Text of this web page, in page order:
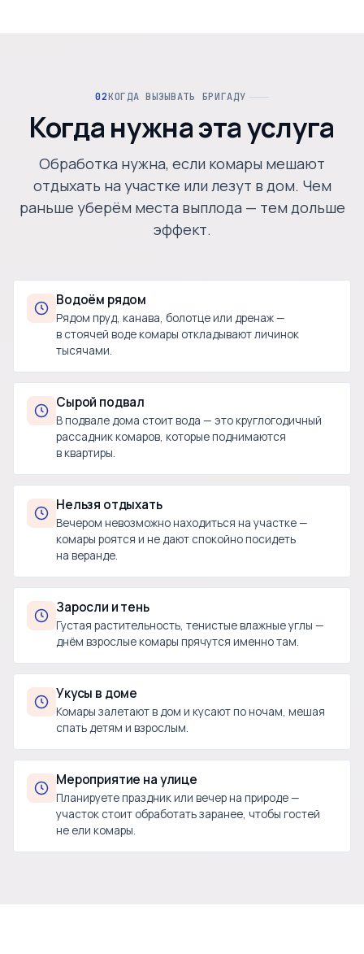
КОГДА ВЫЗЫВАТЬ БРИГАДУ
Когда нужна эта услуга
Обработка нужна, если комары мешают
отдыхать на участке или лезут в дом. Чем
раньше уберём места выплода — тем дольше
эффект.
Водоём рядом
Рядом пруд, канава, болотце или дренаж —
в стоячей воде комары откладывают личинок
тысячами.
Сырой подвал
В подвале дома стоит вода — это круглогодичный
рассадник комаров, которые поднимаются
в квартиры.
Нельзя отдыхать
Вечером невозможно находиться на участке —
комары роятся и не дают спокойно посидеть
на веранде.
Заросли и тень
Густая растительность, тенистые влажные углы —
днём взрослые комары прячутся именно там.
Укусы в доме
Комары залетают в дом и кусают по ночам, мешая
спать детям и взрослым.
Мероприятие на улице
Планируете праздник или вечер на природе —
участок стоит обработать заранее, чтобы гостей
не ели комары.